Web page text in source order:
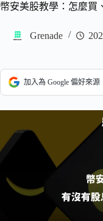
幣安美股教學：怎麼買
Grenade
加入為 Google 偏好來源